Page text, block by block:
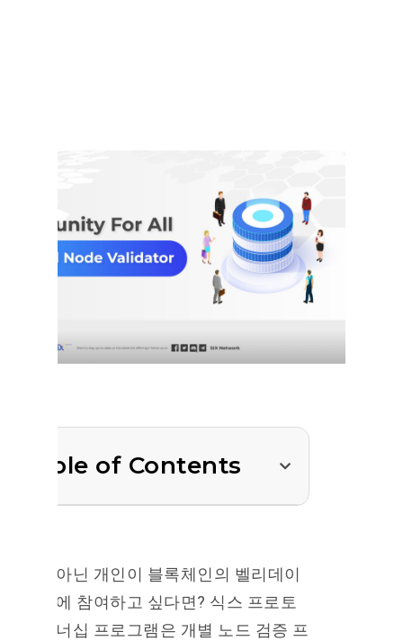
Table of Contents
기업이 아닌 개인이 블록체인의 벨리데이
터 노드에 참여하고 싶다면? 식스 프로토
콜 파트너십 프로그램은 개별 노드 검증 프